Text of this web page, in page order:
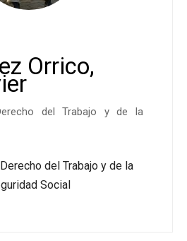
Orrico,
del Trabajo y de la
del Trabajo y de la
Social